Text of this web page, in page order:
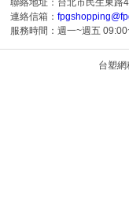
聯絡地址：台北市民生東路
連絡信箱：
服務時間：週一~週五
台塑